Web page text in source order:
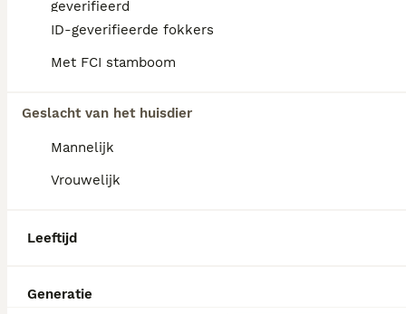
geverifieerd
ID-geverifieerde fokkers
Met FCI stamboom
Geslacht van het huisdier
Mannelijk
Vrouwelijk
Leeftijd
Generatie
FAQ's
vraagt een investering die varieert
Wat is het karakter van een